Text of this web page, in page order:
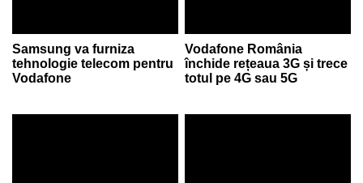
Samsung va furniza
tehnologie telecom pentru
Vodafone
Vodafone România
închide rețeaua 3G și trece
totul pe 4G sau 5G